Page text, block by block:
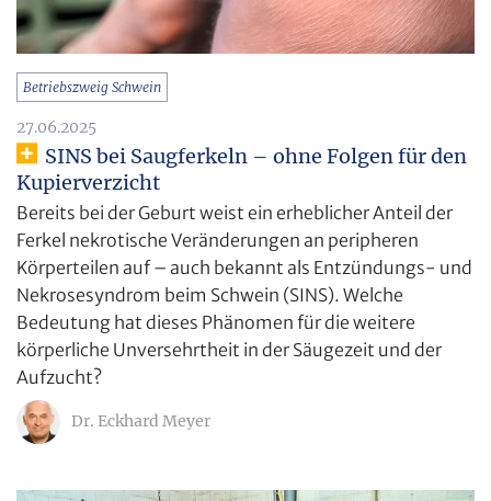
Betriebszweig Schwein
27.06.2025
SINS bei Saugferkeln – ohne Folgen für den
Kupierverzicht
Bereits bei der Geburt weist ein erheblicher Anteil der
Ferkel nekrotische Veränderungen an peripheren
Körperteilen auf – auch bekannt als Entzündungs- und
Nekrosesyndrom beim Schwein (SINS). Welche
Bedeutung hat dieses Phänomen für die weitere
körperliche Unversehrtheit in der Säugezeit und der
Aufzucht?
Dr. Eckhard Meyer